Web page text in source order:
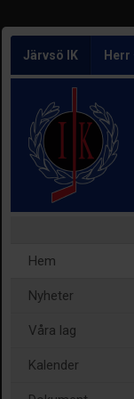
Järvsö IK Herr
Hem
Nyheter
Våra lag
Kalender